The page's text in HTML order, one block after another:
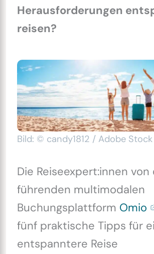
Herausforderungen
reisen?
Bild: © candy1812 / Adobe Stock
Die Reiseexpert:innen von
führenden multimodalen
Buchungsplattform Omio
fünf praktische Tipps für
entspanntere Reise